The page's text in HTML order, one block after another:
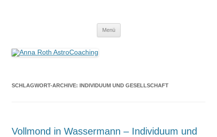
Menü
SCHLAGWORT-ARCHIVE: INDIVIDUUM UND GESELLSCHAFT
Vollmond in Wassermann – Individuum und